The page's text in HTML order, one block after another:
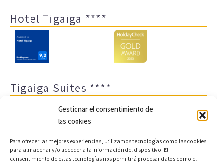
Gestionar el consentimiento de
las cookies
Para ofrecer las mejores experiencias, utilizamos tecnologías como las cookies
para almacenar y/o acceder a la información del dispositivo. El
consentimiento de estas tecnologías nos permitirá procesar datos como el
Hotel Tigaiga ****
Tigaiga Suites ****